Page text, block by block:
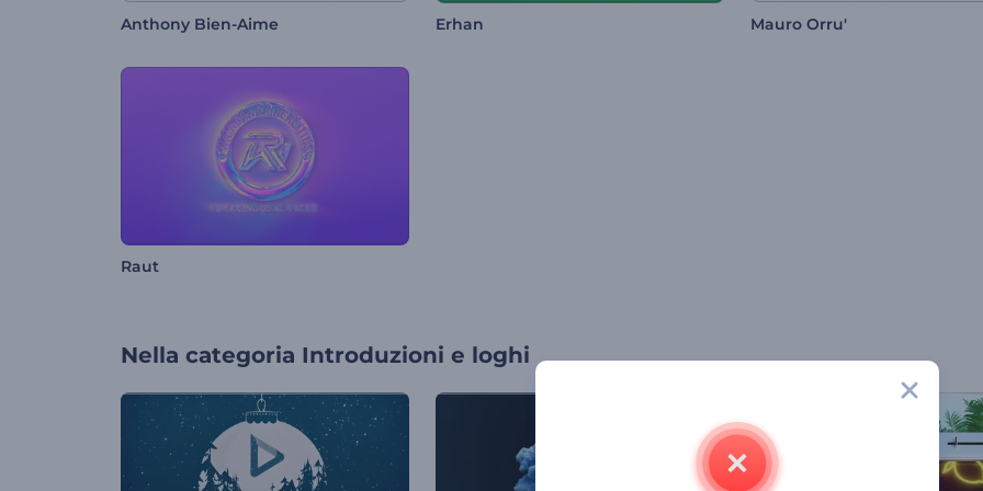
Anthony Bien-Aime Erhan Mauro Orru'
Raut
Nella categoria Introduzioni e loghi